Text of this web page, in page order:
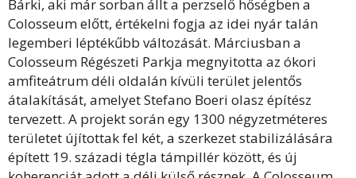
Bárki, aki már sorban állt a perzselő hőségben a
Colosseum előtt, értékelni fogja az idei nyár talán
legemberi léptékűbb változását. Márciusban a
Colosseum Régészeti Parkja megnyitotta az ókori
amfiteátrum déli oldalán kívüli terület jelentős
átalakítását, amelyet Stefano Boeri olasz építész
tervezett. A projekt során egy 1300 négyzetméteres
területet újítottak fel két, a szerkezet stabilizálására
épített 19. századi tégla támpillér között, és új